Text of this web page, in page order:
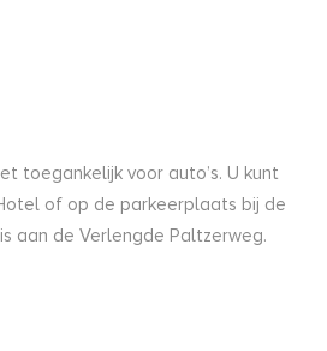
toegankelijk voor auto’s. U kunt
of op de parkeerplaats bij de
aan de Verlengde Paltzerweg.